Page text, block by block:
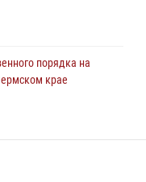
порядка на
крае
образования